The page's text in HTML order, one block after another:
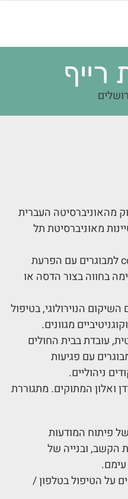
רייף
מהאוניברסיטה העברית
מאוניברסיטת תל
מטפלת מוסמכת בשיטת cogfun למבוגרים עם הפרעת
בחווה בצור הדסה או
שנים בתחום השיקום הנוירולוגי, בטיפול
מגוונים.
עובדת בבית החולים
עם פגיעות
ניהוליים.
ואלון המתוקים. מתגוררת
פיתוח המודעות
הקשב, ובנייה של
על הטיפול בטלפון /